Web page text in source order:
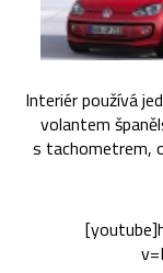
Interiér používá
volantem
s tachometrem,